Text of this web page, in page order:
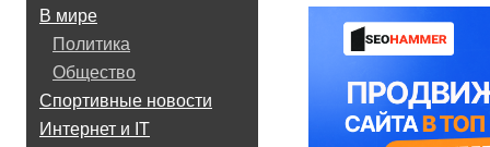
В мире
Политика
Общество
Спортивные новости
Интернет и IT